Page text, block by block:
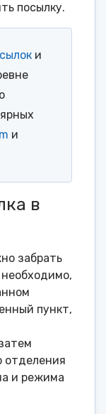
посылку.
и
и
в
забрать
пункт,
отделения
и режима